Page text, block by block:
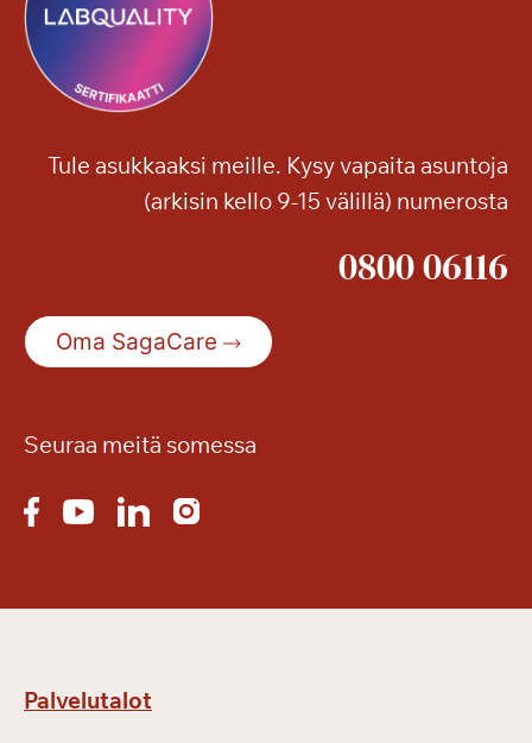
Tule asukkaaksi meille. Kysy vapaita asuntoja
(arkisin kello 9-15 välillä) numerosta
0800 06116
Oma SagaCare
Seuraa meitä somessa
Palvelutalot